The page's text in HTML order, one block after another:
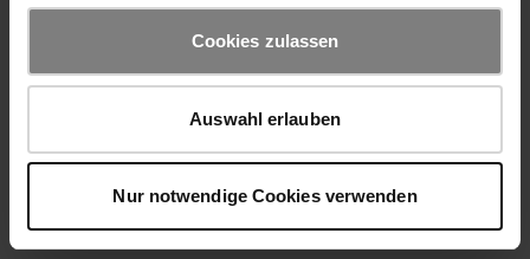
Cookies zulassen
Auswahl erlauben
Nur notwendige Cookies verwenden